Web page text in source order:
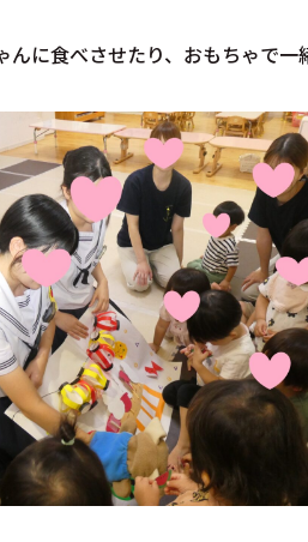
んに食べさせたり、おもちゃで一